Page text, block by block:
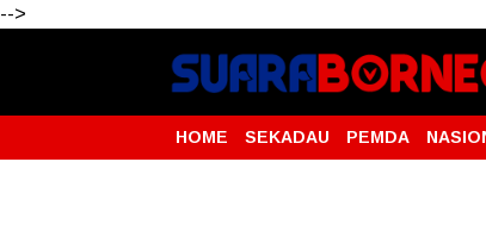
-->
HOME SEKADAU PEMDA